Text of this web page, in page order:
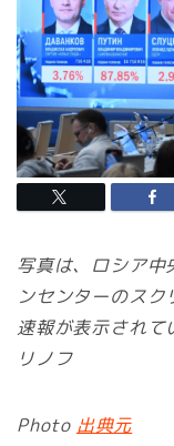
写真は、ロシア中
ンセンターのス
速報が表示され
リノフ
Photo 出典元